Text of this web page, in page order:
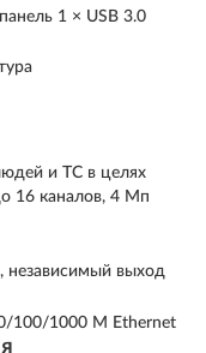
1 × USB 3.0
и ТС в целях
16 каналов, 4 Мп
выход
100/1000 М Ethernet